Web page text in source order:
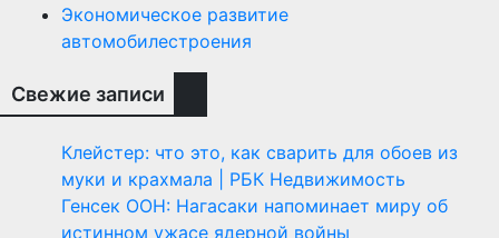
Экономическое развитие
автомобилестроения
Свежие записи
Клейстер: что это, как сварить для обоев из
муки и крахмала | РБК Недвижимость
Генсек ООН: Нагасаки напоминает миру об
истинном ужасе ядерной войны